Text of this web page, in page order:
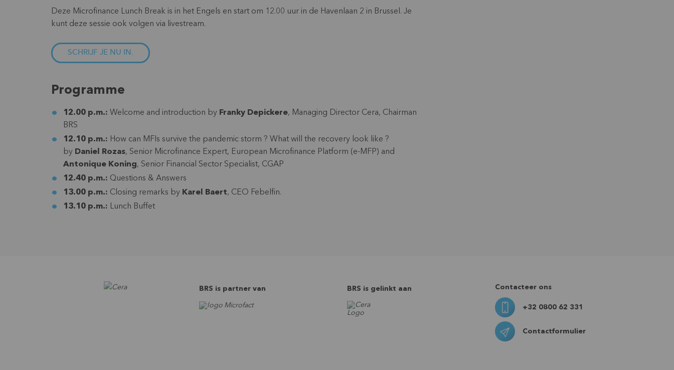
Deze Microfinance Lunch Break is in het Engels en start om 12.00 uur in de Havenlaan 2 in Brussel. Je
kunt deze sessie ook volgen via livestream.
SCHRIJF JE NU IN.
Programme
12.00 p.m.: Welcome and introduction by Franky Depickere, Managing Director Cera, Chairman
BRS
12.10 p.m.: How can MFIs survive the pandemic storm ? What will the recovery look like ?
by Daniel Rozas, Senior Microfinance Expert, European Microfinance Platform (e-MFP) and
Antonique Koning, Senior Financial Sector Specialist, CGAP
12.40 p.m.: Questions & Answers
13.00 p.m.: Closing remarks by Karel Baert, CEO Febelfin.
13.10 p.m.: Lunch Buffet
BRS is partner van BRS is gelinkt aan Contacteer ons
+32 0800 62 331
Contactformulier